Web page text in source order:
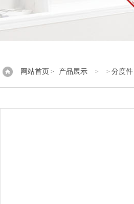
网站首页 > 产品展示 > > 分度件